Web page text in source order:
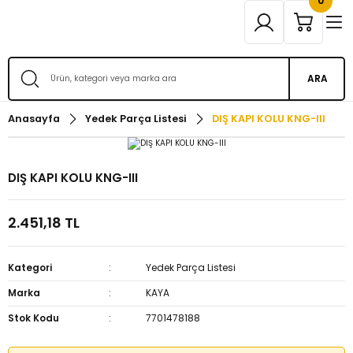
ARA
Anasayfa Yedek Parça Listesi DIŞ KAPI KOLU KNG-III
DIŞ KAPI KOLU KNG-III
2.451,18 TL
Kategori
Yedek Parça Listesi
Marka
KAYA
Stok Kodu
7701478188